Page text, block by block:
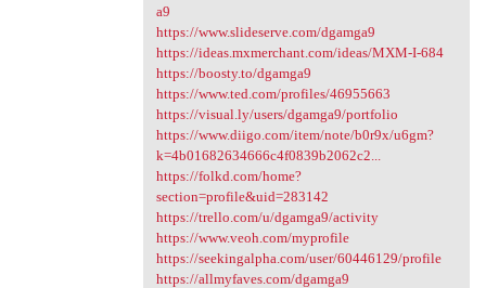
a9
https://www.slideserve.com/dgamga9
https://ideas.mxmerchant.com/ideas/MXM-I-684
https://boosty.to/dgamga9
https://www.ted.com/profiles/46955663
https://visual.ly/users/dgamga9/portfolio
https://www.diigo.com/item/note/b0r9x/u6gm?
k=4b01682634666c4f0839b2062c2...
https://folkd.com/home?
section=profile&uid=283142
https://trello.com/u/dgamga9/activity
https://www.veoh.com/myprofile
https://seekingalpha.com/user/60446129/profile
https://allmyfaves.com/dgamga9